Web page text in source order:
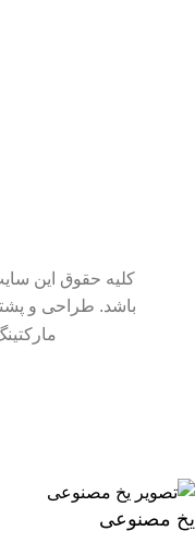
کلیه حقوق این
باشد. طراحی و
یخ مصنوعی